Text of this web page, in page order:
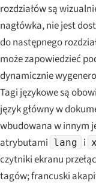
rozdziałów są
nagłówka, nie jest
do następnego
może zapowiedzieć
dynamicznie
Tagi językowe są
język główny w
wbudowana w innym
atrybutami lang i
czytniki ekranu
tagów; francuski